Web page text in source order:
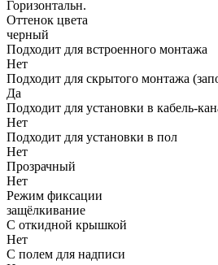
Горизонтальн.
Оттенок цвета
черный
Подходит для встроенного монтажа
Нет
Подходит для скрытого монтажа
Да
Подходит для установки в кабель-
Нет
Подходит для установки в пол
Нет
Прозрачный
Нет
Режим фиксации
защёлкивание
С откидной крышкой
Нет
С полем для надписи